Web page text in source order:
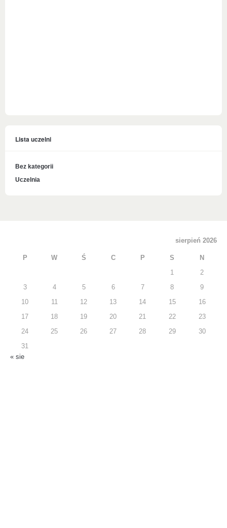
Lista uczelni
Bez kategorii
Uczelnia
sierpień 2026
P W Ś C P S N
1 2
3 4 5 6 7 8 9
10 11 12 13 14 15 16
17 18 19 20 21 22 23
24 25 26 27 28 29 30
31
« sie